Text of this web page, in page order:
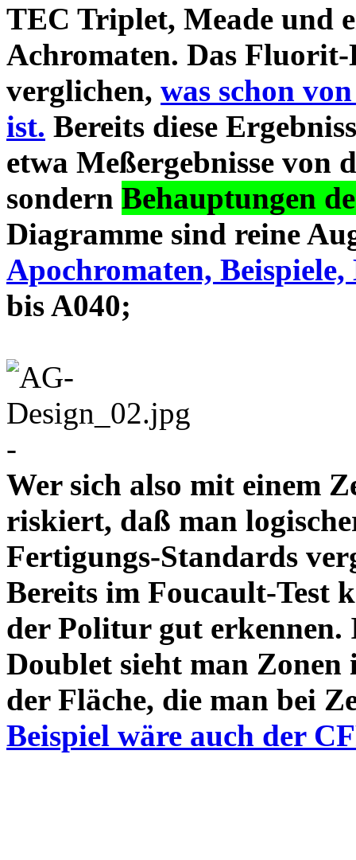
TEC Triplet, Meade und
Achromaten. Das
verglichen, was schon
ist. Bereits diese
etwa Meßergebnisse von
sondern Behauptungen
Diagramme sind reine
Apochromaten, Beispiele,
bis A040;
-
Wer sich also mit einem
riskiert, daß man
Fertigungs-Standards
Bereits im Foucault-Test
der Politur gut
Doublet sieht man Zonen
der Fläche, die man bei
Beispiel wäre auch der